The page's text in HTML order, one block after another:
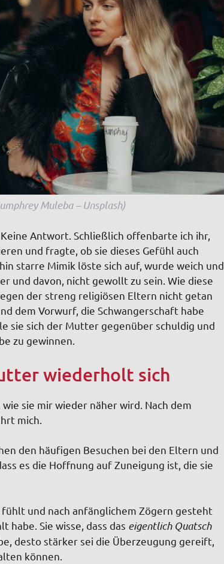
Muleba – Unsplash)
Antwort. Schließlich offenbarte ich ihr,
und fragte, ob sie dieses Gefühl auch
starre Mimik löste sich auf, wurde weich und
und davon, nicht gewollt zu sein. Wie diese
der streng religiösen Eltern nicht getan
dem Vorwurf, die Schwangerschaft habe
sie sich der Mutter gegenüber schuldig und
zu gewinnen.
wiederholt sich
sie mir wieder näher wird. Nach dem
mich.
den häufigen Besuchen bei den Eltern und
es die Hoffnung auf Zuneigung ist, die sie
und nach anfänglichem Zögern gesteht
habe. Sie wisse, dass das eigentlich Quatsch
desto stärker sei die Überzeugung gereift,
können.